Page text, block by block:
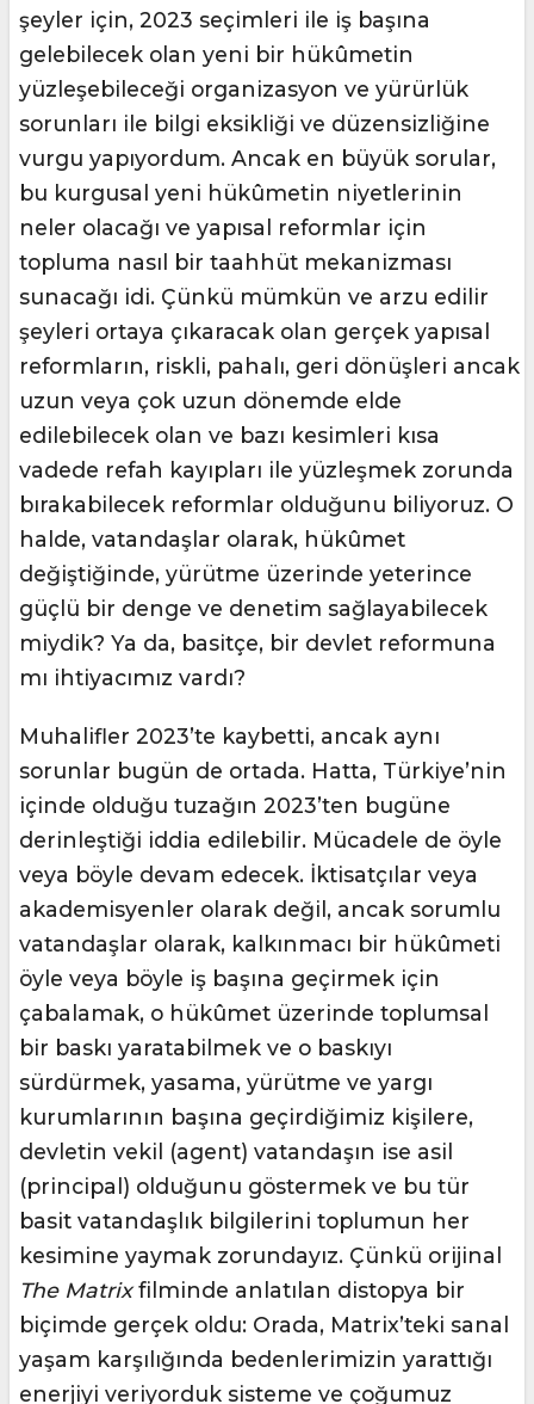
şeyler için, 2023 seçimleri ile iş başına
gelebilecek olan yeni bir hükûmetin
yüzleşebileceği organizasyon ve yürürlük
sorunları ile bilgi eksikliği ve düzensizliğine
vurgu yapıyordum. Ancak en büyük sorular,
bu kurgusal yeni hükûmetin niyetlerinin
neler olacağı ve yapısal reformlar için
topluma nasıl bir taahhüt mekanizması
sunacağı idi. Çünkü mümkün ve arzu edilir
şeyleri ortaya çıkaracak olan gerçek yapısal
reformların, riskli, pahalı, geri dönüşleri ancak
uzun veya çok uzun dönemde elde
edilebilecek olan ve bazı kesimleri kısa
vadede refah kayıpları ile yüzleşmek zorunda
bırakabilecek reformlar olduğunu biliyoruz. O
halde, vatandaşlar olarak, hükûmet
değiştiğinde, yürütme üzerinde yeterince
güçlü bir denge ve denetim sağlayabilecek
miydik? Ya da, basitçe, bir devlet reformuna
mı ihtiyacımız vardı?
Muhalifler 2023’te kaybetti, ancak aynı
sorunlar bugün de ortada. Hatta, Türkiye’nin
içinde olduğu tuzağın 2023’ten bugüne
derinleştiği iddia edilebilir. Mücadele de öyle
veya böyle devam edecek. İktisatçılar veya
akademisyenler olarak değil, ancak sorumlu
vatandaşlar olarak, kalkınmacı bir hükûmeti
öyle veya böyle iş başına geçirmek için
çabalamak, o hükûmet üzerinde toplumsal
bir baskı yaratabilmek ve o baskıyı
sürdürmek, yasama, yürütme ve yargı
kurumlarının başına geçirdiğimiz kişilere,
devletin vekil (agent) vatandaşın ise asil
(principal) olduğunu göstermek ve bu tür
basit vatandaşlık bilgilerini toplumun her
kesimine yaymak zorundayız. Çünkü orijinal
The Matrixfilminde anlatılan distopya bir
biçimde gerçek oldu: Orada, Matrix’teki sanal
yaşam karşılığında bedenlerimizin yarattığı
enerjiyi veriyorduk sisteme ve çoğumuz